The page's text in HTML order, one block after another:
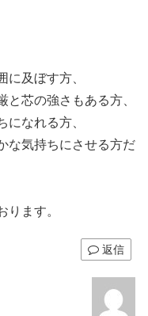
に及ぼす方、
芯の強さもある方、
になれる方、
な気持ちにさせる方だ
ります。
返信